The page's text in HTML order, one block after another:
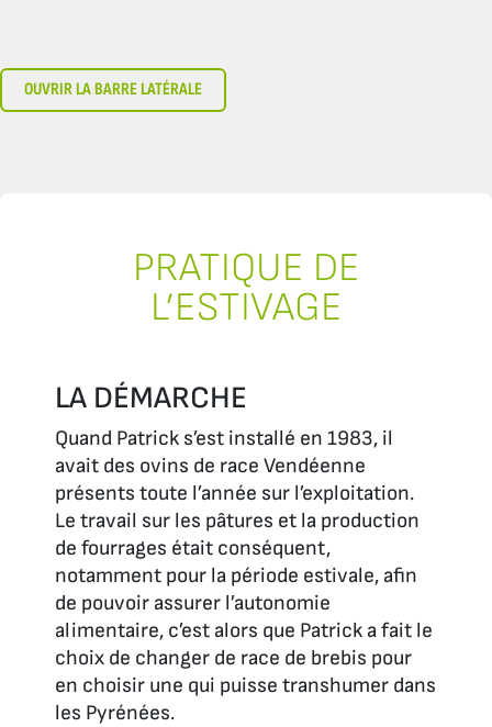
OUVRIR LA BARRE LATÉRALE
PRATIQUE DE
L’ESTIVAGE
LA DÉMARCHE
Quand Patrick s’est installé en 1983, il
avait des ovins de race Vendéenne
présents toute l’année sur l’exploitation.
Le travail sur les pâtures et la production
de fourrages était conséquent,
notamment pour la période estivale, afin
de pouvoir assurer l’autonomie
alimentaire, c’est alors que Patrick a fait le
choix de changer de race de brebis pour
en choisir une qui puisse transhumer dans
les Pyrénées.